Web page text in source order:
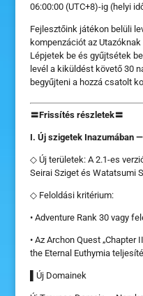
06:00:00 (UTC+8)-ig (helyi
Fejlesztőink játékon belüli
kompenzációt az
Lépjetek be és gyűjtsétek
levél a kiküldést követő 30
begyűjteni a hozzá csatolt
〓Frissítés részletek〓
I. Új szigetek Inazumában
◇ Új területek: A 2.1-es
Seirai Sziget és Watatsumi
◇ Feloldási kritérium:
• Adventure Rank 30 vagy
• Az Archon Quest
the Eternal Euthymia
▌Új Domainek